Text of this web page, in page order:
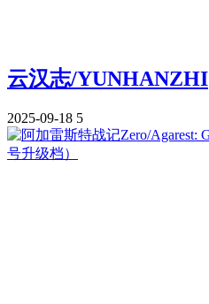
云汉志/YUNHANZHI
2025-09-18 5